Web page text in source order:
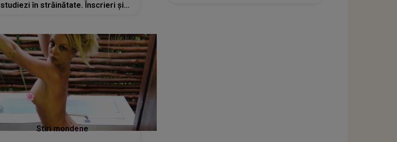
studiezi în străinătate. Înscrieri și
Stiri mondene